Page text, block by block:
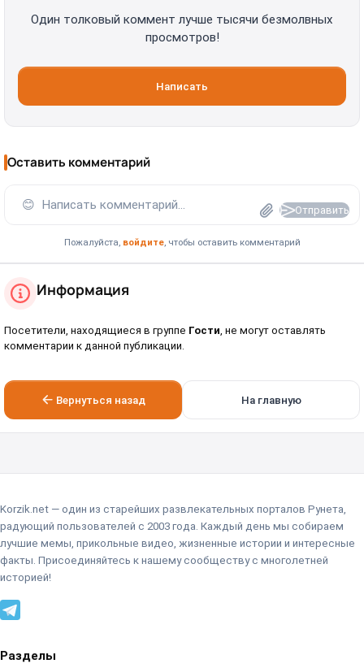
Один толковый коммент лучше тысячи безмолвных
просмотров!
Написать
Оставить комментарий
😊 Написать комментарий... Отправить
Пожалуйста, войдите, чтобы оставить комментарий
Информация
Посетители, находящиеся в группе Гости, не могут оставлять
комментарии к данной публикации.
Вернуться назад На главную
Korzik.net — один из старейших развлекательных порталов Рунета,
радующий пользователей с 2003 года. Каждый день мы собираем
лучшие мемы, прикольные видео, жизненные истории и интересные
факты. Присоединяйтесь к нашему сообществу с многолетней
историей!
Разделы